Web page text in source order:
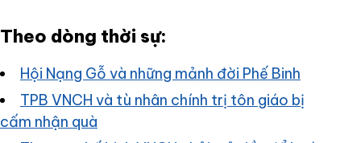
Theo dòng thời sự:
Hội Nạng Gỗ và những mảnh đời Phế Binh
TPB VNCH và tù nhân chính trị tôn giáo bị
cấm nhận quà